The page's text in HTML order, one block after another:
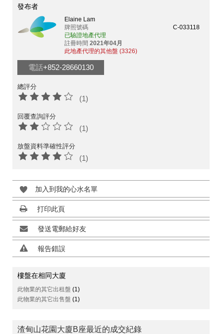
發布者
Elaine Lam
牌照號碼
C-033118
已驗證地產代理
註冊時間 2021年04月
此地產代理的其他盤 (3326)
電話+852-28660130
總評分
(1)
回覆查詢評分
(1)
放盤資料準確性評分
(1)
加入到我的心水名單
打印此頁
發送電郵給好友
報告錯誤
樓盤在相同大廈
此物業的其它出租盤 (1)
此物業的其它出售盤 (1)
渣甸山花園大廈B座最近的成交紀錄